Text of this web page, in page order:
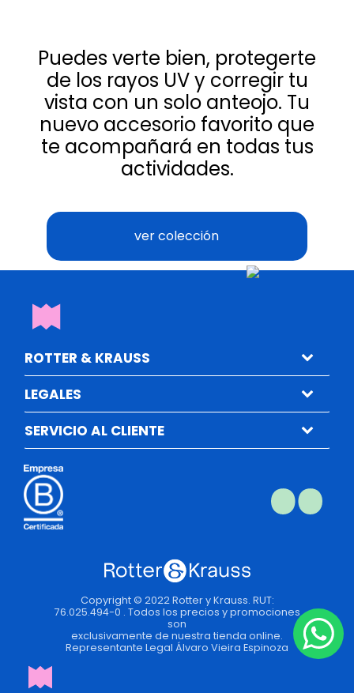
Puedes verte bien, protegerte
de los rayos UV y corregir tu
vista con un solo anteojo. Tu
nuevo accesorio favorito que
te acompañará en todas tus
actividades.
ver colección
ROTTER & KRAUSS
LEGALES
SERVICIO AL CLIENTE
Copyright © 2022 Rotter y Krauss. RUT:
76.025.494-0 . Todos los precios y promociones
son
exclusivamente de nuestra tienda online.
Representante Legal Álvaro Vieira Espinoza